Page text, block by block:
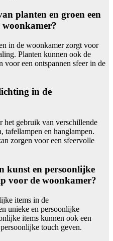
planten en groen een
woonkamer?
in de woonkamer zorgt voor
Planten kunnen ook de
een ontspannen sfeer in de
in de
het gebruik van verschillende
tafellampen en hanglampen.
zorgen voor een sfeervolle
kunst en persoonlijke
voor de woonkamer?
items in de
unieke en persoonlijke
items kunnen ook een
touch geven.